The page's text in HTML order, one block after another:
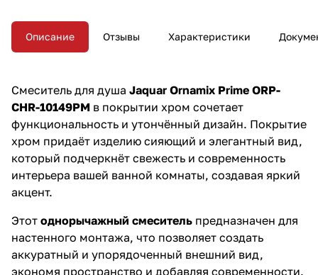
настенным монтажом придаёт
интерьеру стильный и
аккуратный вид, обеспечивая
Описание Отзывы Характеристики
Смеситель для душа Jaquar Ornamix Prime ORP-
CHR-10149PM в покрытии хром сочетает
функциональность и утончённый дизайн. Покрытие
хром придаёт изделию сияющий и элегантный вид,
который подчеркнёт свежесть и современность
интерьера вашей ванной комнаты, создавая яркий
акцент.
Этот однорычажный смеситель предназначен для
настенного монтажа, что позволяет создать
аккуратный и упорядоченный внешний вид,
экономя пространство и добавляя современности.